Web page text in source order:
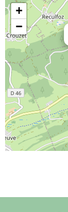
+
−